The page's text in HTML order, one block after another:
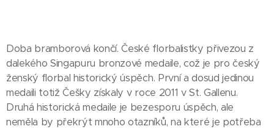
Doba bramborová končí. České florbalistky přivezou z
dalekého Singapuru bronzové medaile, což je pro český
ženský florbal historický úspěch. První a dosud jedinou
medaili totiž Češky získaly v roce 2011 v St. Gallenu.
Druhá historická medaile je bezesporu úspěch, ale
neměla by překrýt mnoho otazníků, na které je potřeba